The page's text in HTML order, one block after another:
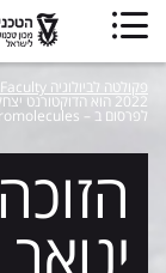
פקולטה לביולוגיה Biology Faculty
2022 הוא
לפרסום ב – ACS Biomacromolecules